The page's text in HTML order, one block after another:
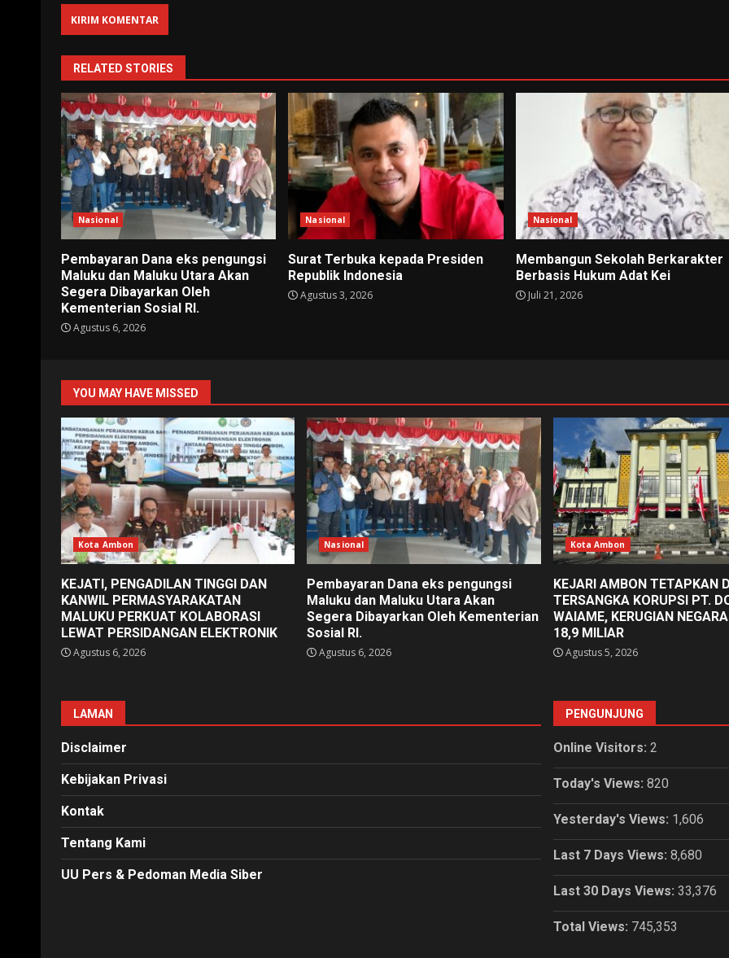
RELATED STORIES
Nasional
Pembayaran Dana eks pengungsi
Maluku dan Maluku Utara Akan
Segera Dibayarkan Oleh
Kementerian Sosial RI.
Agustus 6, 2026
Nasional
Surat Terbuka kepada Presiden
Republik Indonesia
Agustus 3, 2026
Nasional
Membangun Sekolah Berkarakter
Berbasis Hukum Adat Kei
Juli 21, 2026
YOU MAY HAVE MISSED
Kota Ambon
KEJATI, PENGADILAN TINGGI DAN
KANWIL PERMASYARAKATAN
MALUKU PERKUAT KOLABORASI
LEWAT PERSIDANGAN ELEKTRONIK
Agustus 6, 2026
Nasional
Pembayaran Dana eks pengungsi
Maluku dan Maluku Utara Akan
Segera Dibayarkan Oleh Kementerian
Sosial RI.
Agustus 6, 2026
Kota Ambon
KEJARI AMBON TETAPKAN
TERSANGKA KORUPSI PT.
WAIAME, KERUGIAN
18,9 MILIAR
Agustus 5, 2026
LAMAN
Disclaimer
Kebijakan Privasi
Kontak
Tentang Kami
UU Pers & Pedoman Media Siber
PENGUNJUNG
Online Visitors: 2
Today's Views: 820
Yesterday's Views: 1,606
Last 7 Days Views: 8,680
Last 30 Days Views: 33,376
Total Views: 745,353